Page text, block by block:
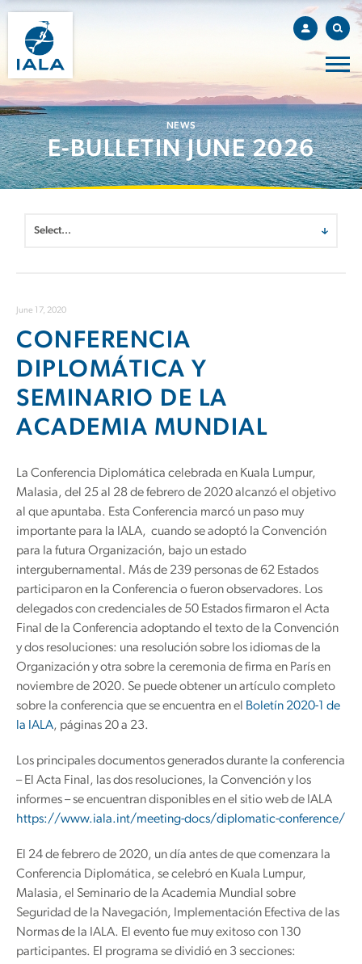
NEWS
E-BULLETIN JUNE 2026
June 17, 2020
CONFERENCIA
DIPLOMÁTICA Y
SEMINARIO DE LA
ACADEMIA MUNDIAL
La Conferencia Diplomática celebrada en Kuala Lumpur,
Malasia, del 25 al 28 de febrero de 2020 alcanzó el objetivo
al que apuntaba. Esta Conferencia marcó un paso muy
importante para la IALA, cuando se adoptó la Convención
para la futura Organización, bajo un estado
intergubernamental. Más de 239 personas de 62 Estados
participaron en la Conferencia o fueron observadores. Los
delegados con credenciales de 50 Estados firmaron el Acta
Final de la Conferencia adoptando el texto de la Convención
y dos resoluciones: una resolución sobre los idiomas de la
Organización y otra sobre la ceremonia de firma en París en
noviembre de 2020. Se puede obtener un artículo completo
sobre la conferencia que se encuentra en el Boletín 2020-1 de
la IALA, páginas 20 a 23.
Los principales documentos generados durante la conferencia
– El Acta Final, las dos resoluciones, la Convención y los
informes – se encuentran disponibles en el sitio web de IALA
https://www.iala.int/meeting-docs/diplomatic-conference/
El 24 de febrero de 2020, un día antes de que comenzara la
Conferencia Diplomática, se celebró en Kuala Lumpur,
Malasia, el Seminario de la Academia Mundial sobre
Seguridad de la Navegación, Implementación Efectiva de las
Normas de la IALA. El evento fue muy exitoso con 130
participantes. El programa se dividió en 3 secciones: